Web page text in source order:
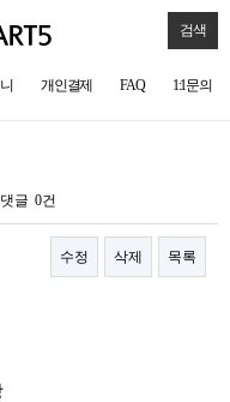
검색
개인결제 FAQ 1:1문의
댓글 0건
수정 삭제 목록